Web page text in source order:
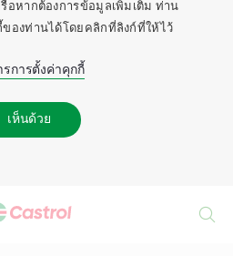
อหากต้องการข้อมูลเพิ่มเติม ท่าน
องท่านได้โดยคลิกที่ลิงก์ที่ให้ไว้
รการตั้งค่าคุกกี้
เห็นด้วย